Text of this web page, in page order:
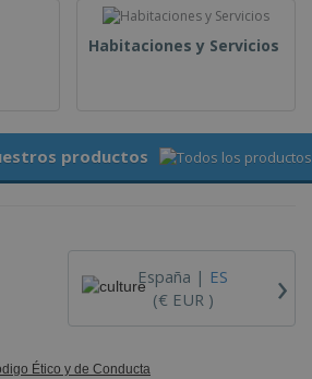
Habitaciones y Servicios
productos
España | ES
(€ EUR )
›
Ético y de Conducta